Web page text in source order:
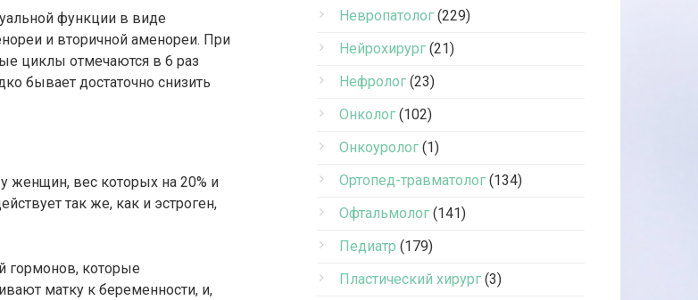
функции в виде
и вторичной аменореи. При
циклы отмечаются в 6 раз
бывает достаточно снизить
женщин, вес которых на 20% и
так же, как и эстроген,
гормонов, которые
матку к беременности, и,
Невропатолог (229)
Нейрохирург (21)
Нефролог (23)
Онколог (102)
Онкоуролог (1)
Ортопед-травматолог (134)
Офтальмолог (141)
Педиатр (179)
Пластический хирург (3)